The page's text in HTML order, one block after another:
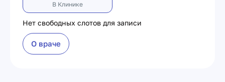
В Клинике
Нет свободных слотов для записи
О враче